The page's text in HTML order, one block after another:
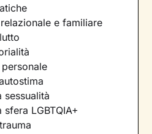
e familiare
sessualità
LGBTQIA+